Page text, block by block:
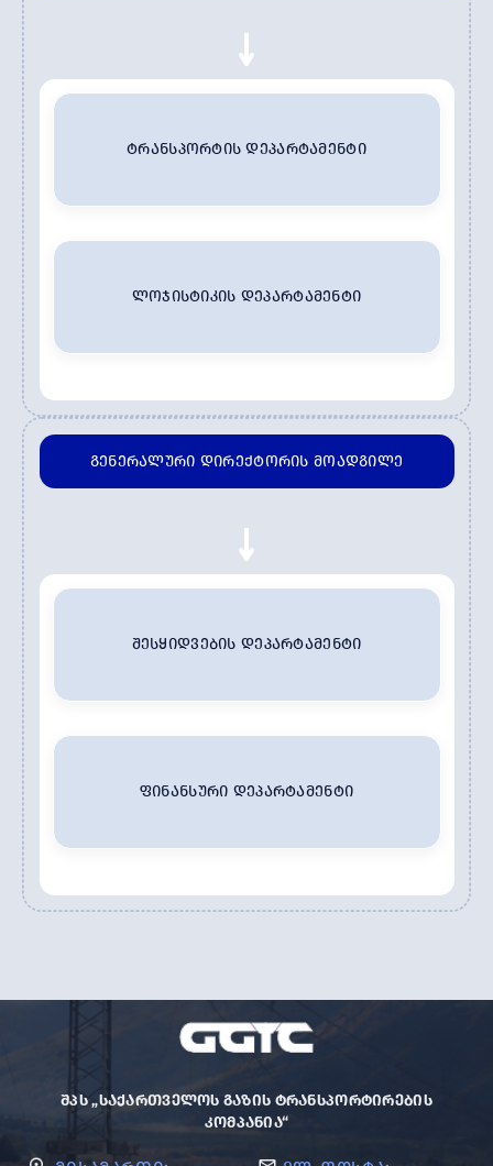
ᲢᲠᲐᲜᲡᲞᲝᲠᲢᲘᲡ ᲓᲔᲞᲐᲠᲢᲐᲛᲔᲜᲢᲘ
ᲚᲝᲯᲘᲡᲢᲘᲙᲘᲡ ᲓᲔᲞᲐᲠᲢᲐᲛᲔᲜᲢᲘ
ᲒᲔᲜᲔᲠᲐᲚᲣᲠᲘ ᲓᲘᲠᲔᲥᲢᲝᲠᲘᲡ ᲛᲝᲐᲓᲒᲘᲚᲔ
ᲨᲔᲡᲧᲘᲓᲕᲔᲑᲘᲡ ᲓᲔᲞᲐᲠᲢᲐᲛᲔᲜᲢᲘ
ᲤᲘᲜᲐᲜᲡᲣᲠᲘ ᲓᲔᲞᲐᲠᲢᲐᲛᲔᲜᲢᲘ
ᲨᲞᲡ „ᲡᲐᲥᲐᲠᲗᲕᲔᲚᲝᲡ ᲒᲐᲖᲘᲡ ᲢᲠᲐᲜᲡᲞᲝᲠᲢᲘᲠᲔᲑᲘᲡ
ᲙᲝᲛᲞᲐᲜᲘᲐ“